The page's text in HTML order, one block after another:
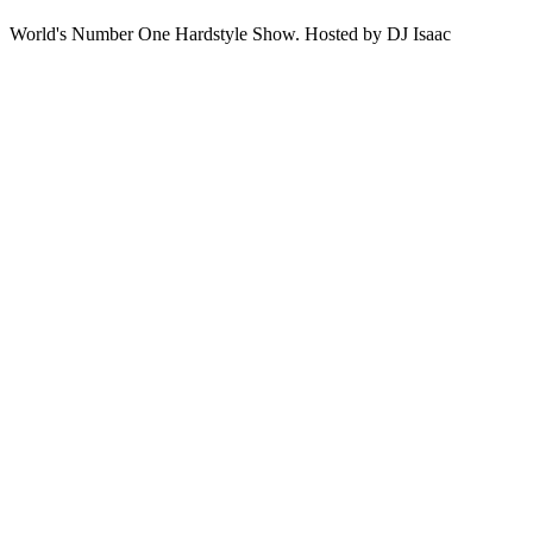
World's Number One Hardstyle Show. Hosted by DJ Isaac